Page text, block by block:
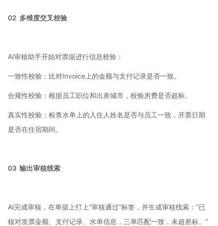
02 多维度交叉校验
AI审核助手开始对票据进行信息校验：
一致性校验：比对Invoice上的金额与支付记录是否一致。
合规性校验：根据员工职位和出差城市，校验房费是否超标。
真实性校验：检查水单上的入住人姓名是否与员工一致，开票日期
是否在住宿期间。
03 输出审核线索
AI完成审核，在单据上打上“审核通过”标签，并生成审核线索：“已
核对发票金额、支付记录、水单信息，三单匹配一致，未超差标。”